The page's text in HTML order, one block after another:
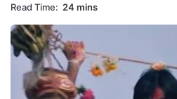
Read Time: 24 mins